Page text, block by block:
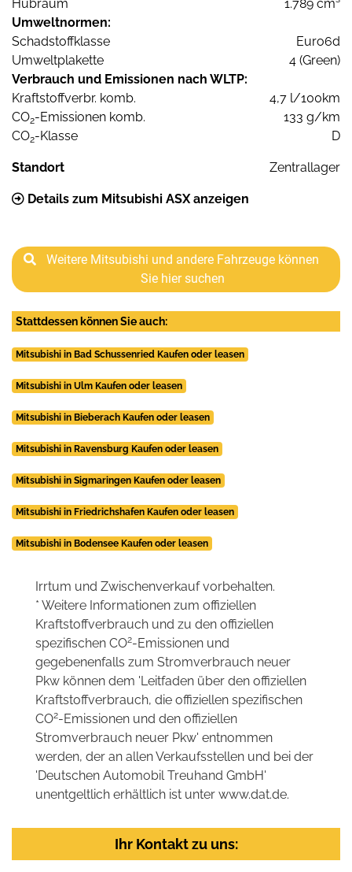
Hubraum
1.789 cm³
Umweltnormen:
Schadstoffklasse
Euro6d
Umweltplakette
4 (Green)
Verbrauch und Emissionen nach WLTP:
Kraftstoffverbr. komb.
4,7 l/100km
CO2-Emissionen komb.
133 g/km
CO2-Klasse D
Standort Zentrallager
Details zum Mitsubishi ASX anzeigen
Weitere Mitsubishi und andere Fahrzeuge können
Sie hier suchen
Stattdessen können Sie auch:
Mitsubishi in Bad Schussenried Kaufen oder leasen
Mitsubishi in Ulm Kaufen oder leasen
Mitsubishi in Bieberach Kaufen oder leasen
Mitsubishi in Ravensburg Kaufen oder leasen
Mitsubishi in Sigmaringen Kaufen oder leasen
Mitsubishi in Friedrichshafen Kaufen oder leasen
Mitsubishi in Bodensee Kaufen oder leasen
Irrtum und Zwischenverkauf vorbehalten.
* Weitere Informationen zum offiziellen
Kraftstoffverbrauch und zu den offiziellen
spezifischen CO2-Emissionen und
gegebenenfalls zum Stromverbrauch neuer
Pkw können dem 'Leitfaden über den offiziellen
Kraftstoffverbrauch, die offiziellen spezifischen
CO2-Emissionen und den offiziellen
Stromverbrauch neuer Pkw' entnommen
werden, der an allen Verkaufsstellen und bei der
'Deutschen Automobil Treuhand GmbH'
unentgeltlich erhältlich ist unter www.dat.de.
Ihr Kontakt zu uns: